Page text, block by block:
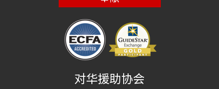
对华援助协会